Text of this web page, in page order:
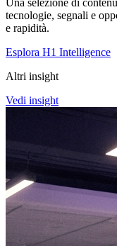
tecnologie, segnali e
e rapidità.
Esplora H1 Intelligence
Altri insight
Vedi insight